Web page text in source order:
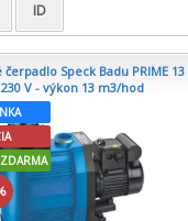
ID
čerpadlo Speck Badu PRIME 13
V - výkon 13 m3/hod